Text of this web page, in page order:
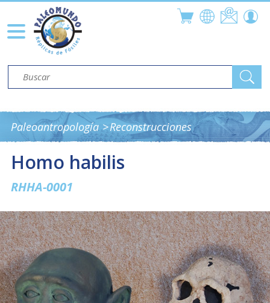
Paleoantropología Reconstrucciones
Homo habilis
RHHA-0001